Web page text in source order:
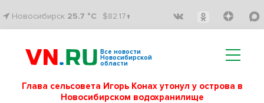
Новосибирск 25.7 °C $82.17↑
Все новости
Новосибирской
области
Глава сельсовета Игорь Конах утонул у острова в
Новосибирском водохранилище